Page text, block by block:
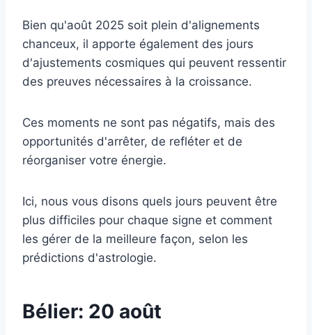
Bien qu'août 2025 soit plein d'alignements
chanceux, il apporte également des jours
d'ajustements cosmiques qui peuvent ressentir
des preuves nécessaires à la croissance.
Ces moments ne sont pas négatifs, mais des
opportunités d'arrêter, de refléter et de
réorganiser votre énergie.
Ici, nous vous disons quels jours peuvent être
plus difficiles pour chaque signe et comment
les gérer de la meilleure façon, selon les
prédictions d'astrologie.
Bélier: 20 août